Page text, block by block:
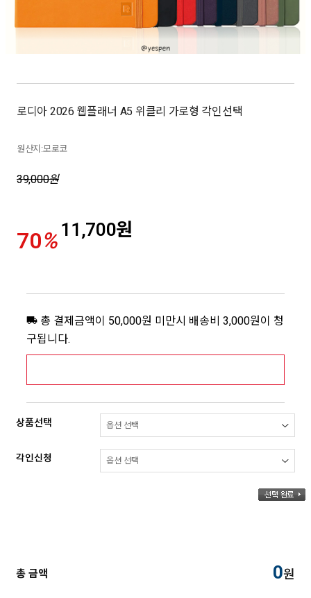
로디아 2026 웹플래너 A5 위클리 가로형 각인선택
원산지:모로코
39,000원
70%11,700원
총 결제금액이 50,000원 미만시 배송비 3,000원이 청
구됩니다.
상품선택
각인신청
총 금액 0원